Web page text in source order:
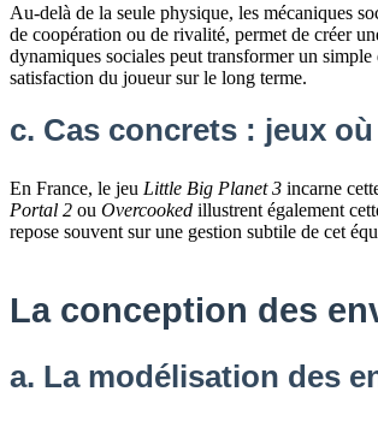
Au-delà de la seule physique, les mécaniques
de coopération ou de rivalité, permet de créer
dynamiques sociales peut transformer un
satisfaction du joueur sur le long terme.
c. Cas concrets : jeux
En France, le jeu Little Big Planet 3 incarne
Portal 2 ou Overcooked illustrent également
repose souvent sur une gestion subtile de cet
La conception des
a. La modélisation des